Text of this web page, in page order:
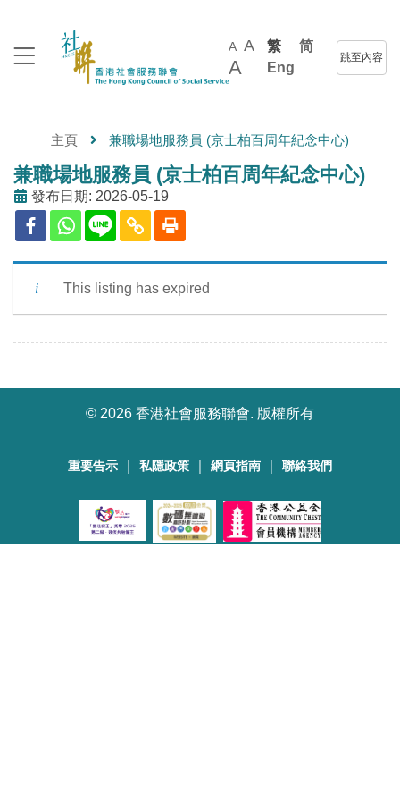
A A
A
繁
简
Eng
跳至內容
主頁 兼職場地服務員 (京士柏百周年紀念中心)
兼職場地服務員 (京士柏百周年紀念中心)
發布日期: 2026-05-19
This listing has expired
© 2026 香港社會服務聯會. 版權所有
重要告示 私隱政策 網頁指南 聯絡我們